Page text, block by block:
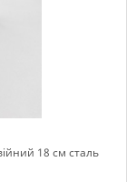
18 см сталь